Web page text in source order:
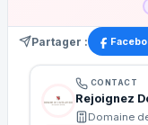
Partager :
CONTACT
Rejoignez
Domaine